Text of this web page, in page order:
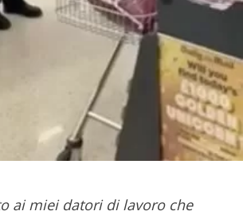
ai miei datori di lavoro che